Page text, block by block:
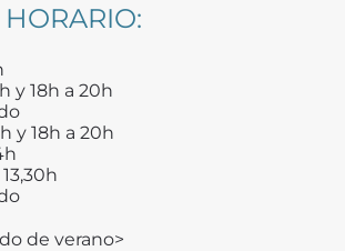
y 18h a 20h
y 18h a 20h
de verano>